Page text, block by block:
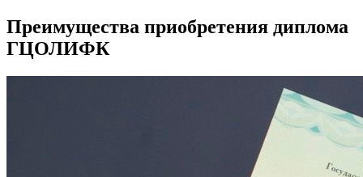
Преимущества приобретения диплома
ГЦОЛИФК